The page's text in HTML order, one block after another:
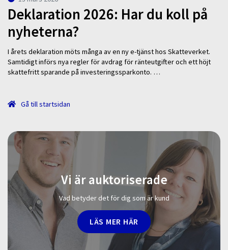
Deklaration 2026: Har du koll på
nyheterna?
I årets deklaration möts många av en ny e-tjänst hos Skatteverket.
Samtidigt införs nya regler för avdrag för ränteutgifter och ett höjt
skattefritt sparande på investeringssparkonto. …
Gå till startsidan
Vi är auktoriserade
Vad betyder det för dig som är kund
LÄS MER HÄR